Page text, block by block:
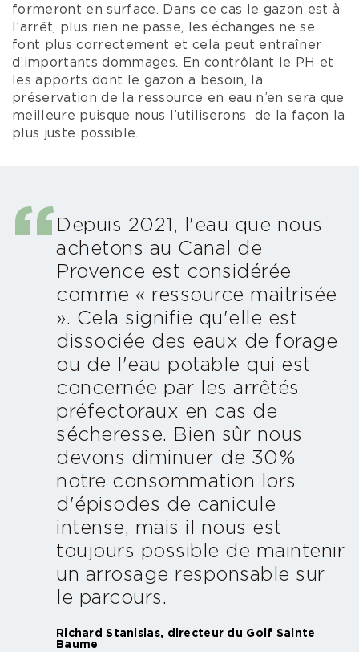
formeront en surface. Dans ce cas le gazon est à
l’arrêt, plus rien ne passe, les échanges ne se
font plus correctement et cela peut entraîner
d’importants dommages. En contrôlant le PH et
les apports dont le gazon a besoin, la
préservation de la ressource en eau n’en sera que
meilleure puisque nous l’utiliserons de la façon la
plus juste possible.
Depuis 2021, l'eau que nous
achetons au Canal de
Provence est considérée
comme « ressource maitrisée
». Cela signifie qu'elle est
dissociée des eaux de forage
ou de l'eau potable qui est
concernée par les arrêtés
préfectoraux en cas de
sécheresse. Bien sûr nous
devons diminuer de 30%
notre consommation lors
d'épisodes de canicule
intense, mais il nous est
toujours possible de maintenir
un arrosage responsable sur
le parcours.
Richard Stanislas, directeur du Golf Sainte
Baume